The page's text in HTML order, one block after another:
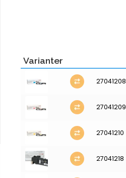
Varianter
27041208
27041209
27041210
27041218